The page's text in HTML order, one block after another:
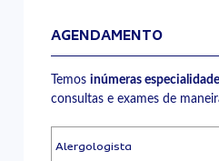
AGENDAMENTO
Temosinúmeras
consultas e exames de